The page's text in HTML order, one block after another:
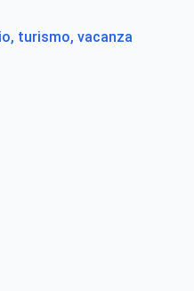
turismo, vacanza